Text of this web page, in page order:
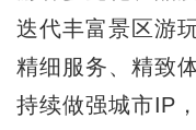
迭代丰富景区游
精细服务、精致
持续做强城市IP